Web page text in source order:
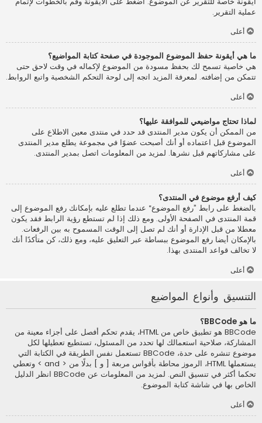
عملية التقرير.
أعلى
ما هي أيقونة حفظ الموضوع الموجودة في صفحة كتابة المواضيع؟
هي خاصية تسمح لك بحفظ مسودة من الموضوع لإكماله في وقت لاحق حتى
تتمكن من إضافته. لمعرفة المزيد اتجه إلى لوحة التحكم الشخصية واتبع الروابط.
أعلى
لماذا تحتاج مواضيعي للموافقة عليها؟
من الممكن أن يكون مدير المنتدى قد حدد في منتدى معين الاطلاع على
الموضوع قبل اعتماده أو أنك أصبحت عضوًا في مجموعة يطلع مدير المنتدى
على مشاركاتهم قبل نشرها. لمزيد من المعلومات اتصل بمدير المنتدى.
أعلى
كيف أرفع موضوع في المنتدى؟
بالضغط على رابط ”رفع الموضوع“ عندما تطلع عليه بإمكانك رفع الموضوع إلى
قمة المنتدى في الصفحة الأولى. ومع ذلك إذا لم تستطع رؤية الرابط فقد يكون
معطلا من قبل الإدارة أو أنك لم تصل إلى الوقت المسموح به بين الرفعات.
بالإمكان أيضا رفع الموضوع ببساطة عبر التعليق عليه، ومع ذلك، كن متأكدًا أنك
لا تخالف قواعد المنتدى بهذا.
أعلى
التنسيق وأنواع المواضيع
ما هو BBCode؟
BBCode هو تطبيق خاص من HTML، يقدم تحكم أفصل على أجزاء معينة من
المشاركة، صلاحية استعمالك لها تحدد من المسئول، تستطيع تعطيلها لكل
موضوع تنشره على حدة، BBCode تستعمل نفس الطريقة في الكتابة التي
يستعملها HTML، الرموز محاطة بأقواس مربعة [ و ] بدلًا من < and > وتعطي
تحكما أكثر في تنسيق النص. لمزيد من المعلومات عن BBCode انظر الدليل
الخاص بها في شاشة كتابة الموضوع.
أعلى